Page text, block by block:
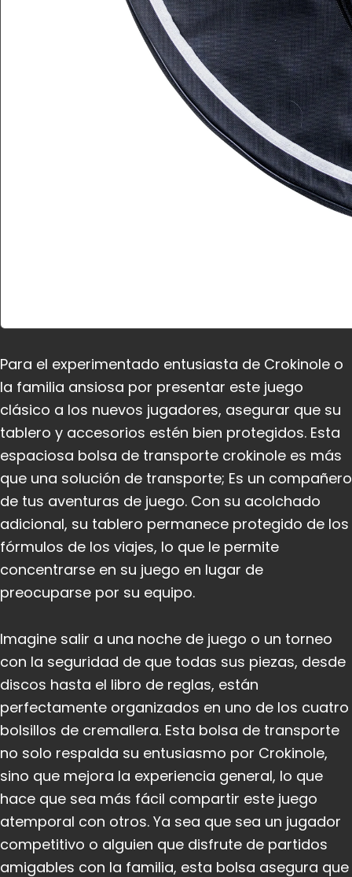
Para el experimentado entusiasta de Crokinole o
la familia ansiosa por presentar este juego
clásico a los nuevos jugadores, asegurar que su
tablero y accesorios estén bien protegidos. Esta
espaciosa bolsa de transporte crokinole es más
que una solución de transporte; Es un compañero
de tus aventuras de juego. Con su acolchado
adicional, su tablero permanece protegido de los
fórmulos de los viajes, lo que le permite
concentrarse en su juego en lugar de
preocuparse por su equipo.
Imagine salir a una noche de juego o un torneo
con la seguridad de que todas sus piezas, desde
discos hasta el libro de reglas, están
perfectamente organizados en uno de los cuatro
bolsillos de cremallera. Esta bolsa de transporte
no solo respalda su entusiasmo por Crokinole,
sino que mejora la experiencia general, lo que
hace que sea más fácil compartir este juego
atemporal con otros. Ya sea que sea un jugador
competitivo o alguien que disfrute de partidos
amigables con la familia, esta bolsa asegura que